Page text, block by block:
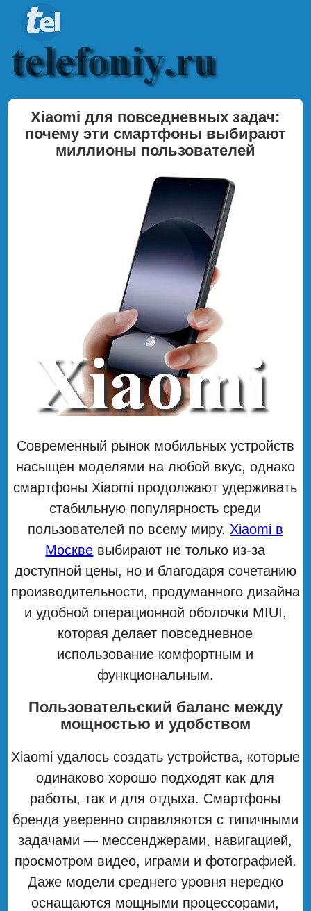
Xiaomi для повседневных задач:
почему эти смартфоны выбирают
миллионы пользователей
Современный рынок мобильных устройств
насыщен моделями на любой вкус, однако
смартфоны Xiaomi продолжают удерживать
стабильную популярность среди
пользователей по всему миру. Xiaomi в
Москве выбирают не только из-за
доступной цены, но и благодаря сочетанию
производительности, продуманного дизайна
и удобной операционной оболочки MIUI,
которая делает повседневное
использование комфортным и
функциональным.
Пользовательский баланс между
мощностью и удобством
Xiaomi удалось создать устройства, которые
одинаково хорошо подходят как для
работы, так и для отдыха. Смартфоны
бренда уверенно справляются с типичными
задачами — мессенджерами, навигацией,
просмотром видео, играми и фотографией.
Даже модели среднего уровня нередко
оснащаются мощными процессорами,